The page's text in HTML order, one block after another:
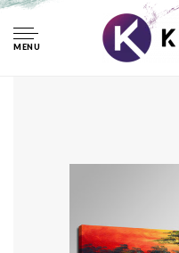
MENU
Schilderij -
Olifant, 4luik, 160x70cm,